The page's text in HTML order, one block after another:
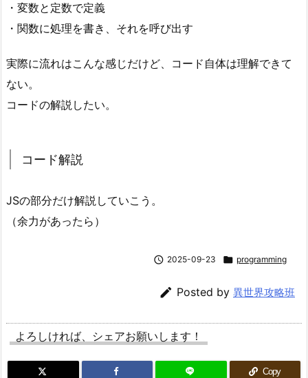
・変数と定数で定義
・関数に処理を書き、それを呼び出す
実際に流れはこんな感じだけど、コード自体は理解できて
ない。
コードの解説したい。
コード解説
JSの部分だけ解説していこう。
（余力があったら）
 2025-09-23  programming
 Posted by 異世界攻略班
よろしければ、シェアお願いします！
Copy